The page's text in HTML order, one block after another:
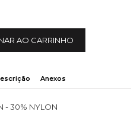
AO CARRINHO
Anexos
- 30% NYLON